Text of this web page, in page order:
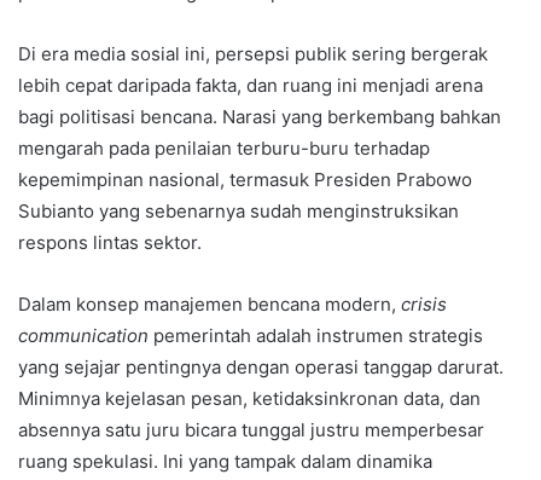
Di era media sosial ini, persepsi publik sering bergerak
lebih cepat daripada fakta, dan ruang ini menjadi arena
bagi politisasi bencana. Narasi yang berkembang bahkan
mengarah pada penilaian terburu-buru terhadap
kepemimpinan nasional, termasuk Presiden Prabowo
Subianto yang sebenarnya sudah menginstruksikan
respons lintas sektor.
Dalam konsep manajemen bencana modern, crisis
communication pemerintah adalah instrumen strategis
yang sejajar pentingnya dengan operasi tanggap darurat.
Minimnya kejelasan pesan, ketidaksinkronan data, dan
absennya satu juru bicara tunggal justru memperbesar
ruang spekulasi. Ini yang tampak dalam dinamika